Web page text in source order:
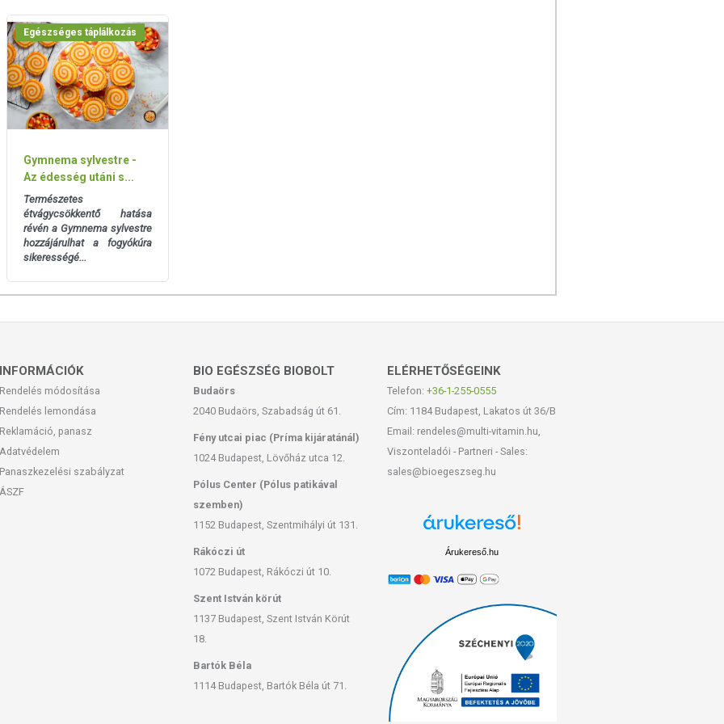
területén, finoman bemasszírozva a bőrbe, míg az be nem
A legjobb eredmény eléréséhez használd:
valamint minden használat után rögtön moss kezet
egészséges étrendet és a rendszeres
a hormonális környezet és a terhesség elősegítése
van ezeken a területeken, megnehezítve az itt található
után a nők több zsírt raktároznak, mint a férfiak.
, küzd a fölösleges zsír lerakódásával, miközben enyhíti
étrend okoz. Egy kutatásban, ahol a nők 2 hónapon
et tartalmazó krémet, 24 %-kal csökkent a bőralatti
a bőröd megújulását - méregteleníti a bőröd a sérült fehérjék,
eltávolításával, felfedve egy fiatalosabb és
Egészséges táplálkozás
Gymnema sylvestre -
Az édesség utáni s...
Természetes
étvágycsökkentő hatása
révén a Gymnema sylvestre
hozzájárulhat a fogyókúra
sikerességé...
INFORMÁCIÓK
Rendelés módosítása
Rendelés lemondása
Reklamáció, panasz
Adatvédelem
Panaszkezelési szabályzat
ÁSZF
BIO EGÉSZSÉG BIOBOLT
Budaörs
2040 Budaörs, Szabadság út 61.
Fény utcai piac (Príma kijáratánál)
1024 Budapest, Lövőház utca 12.
Pólus Center (Pólus patikával
szemben)
1152 Budapest, Szentmihályi út 131.
Rákóczi út
1072 Budapest, Rákóczi út 10.
Szent István körút
1137 Budapest, Szent István Körút
18.
Bartók Béla
1114 Budapest, Bartók Béla út 71.
ELÉRHETŐSÉGEINK
Telefon: +36-1-255-0555
Cím: 1184 Budapest, Lakatos út 36/B
Email: rendeles@multi-vitamin.hu,
Viszonteladói - Partneri - Sales:
sales@bioegeszseg.hu
Árukereső.hu